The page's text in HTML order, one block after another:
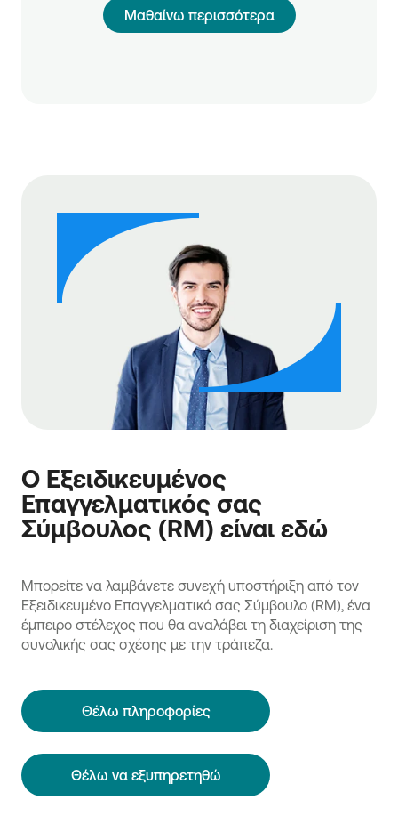
Μαθαίνω περισσότερα
Ο Εξειδικευμένος
Επαγγελματικός σας
Σύμβουλος (RM) είναι εδώ
Μπορείτε να λαμβάνετε συνεχή υποστήριξη από τον
Εξειδικευμένο Επαγγελματικό σας Σύμβουλο (RM), ένα
έμπειρο στέλεχος που θα αναλάβει τη διαχείριση της
συνολικής σας σχέσης με την τράπεζα.
Θέλω πληροφορίες
Θέλω να εξυπηρετηθώ